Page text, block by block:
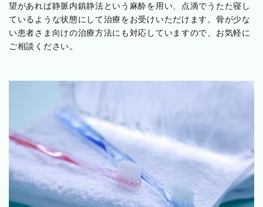
望があれば静脈内鎮静法という麻酔を用い、点滴でうたた寝し
ているような状態にして治療をお受けいただけます。骨が少な
い患者さま向けの治療方法にも対応していますので、お気軽に
ご相談ください。